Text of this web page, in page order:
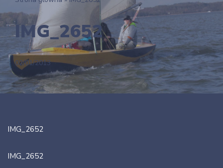
IMG_2652
02/01/2013
IMG_2652
IMG_2652